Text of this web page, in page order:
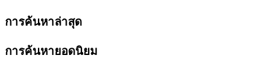
การค้นหาล่าสุด
การค้นหายอดนิยม